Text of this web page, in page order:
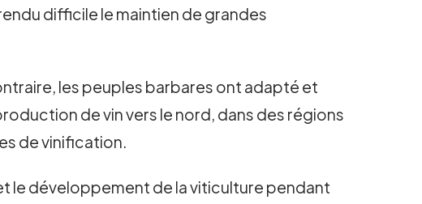
difficile le maintien de grandes
les peuples barbares ont adapté et
de vin vers le nord, dans des régions
de vinification.
le développement de la viticulture pendant